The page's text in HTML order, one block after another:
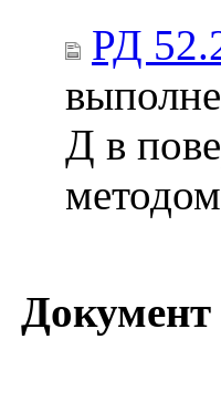
РД
Д в
методом
Документ